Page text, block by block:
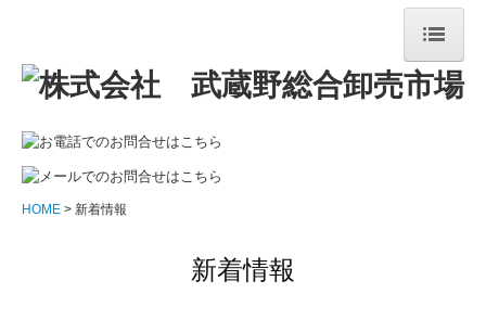
HOME
コインランドリーパークアベニュー
調布ヶ丘店
ペット用品専用コインランドリー
HOME 新着情報
新着情報